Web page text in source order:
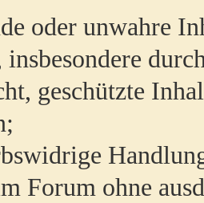
oder unwahre
insbesondere
geschützte
Forum ohne